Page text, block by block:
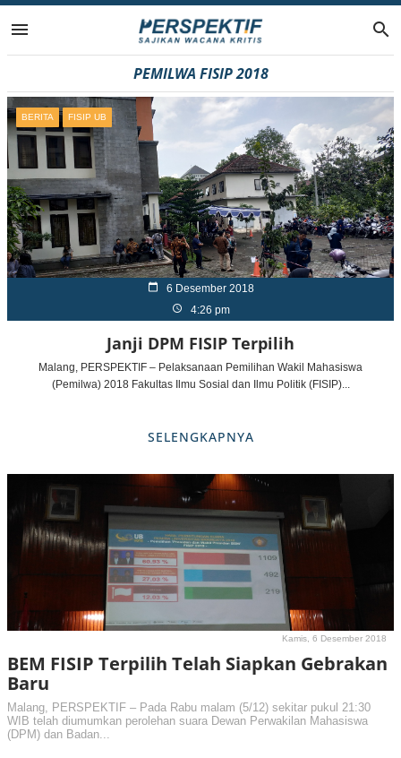
PEMILWA FISIP 2018
BERITA FISIP UB
6 Desember 2018
4:26 pm
Janji DPM FISIP Terpilih
Malang, PERSPEKTIF – Pelaksanaan Pemilihan Wakil Mahasiswa
(Pemilwa) 2018 Fakultas Ilmu Sosial dan Ilmu Politik (FISIP)...
SELENGKAPNYA
Kamis, 6 Desember 2018
BEM FISIP Terpilih Telah Siapkan Gebrakan
Baru
Malang, PERSPEKTIF – Pada Rabu malam (5/12) sekitar pukul 21:30
WIB telah diumumkan perolehan suara Dewan Perwakilan Mahasiswa
(DPM) dan Badan...